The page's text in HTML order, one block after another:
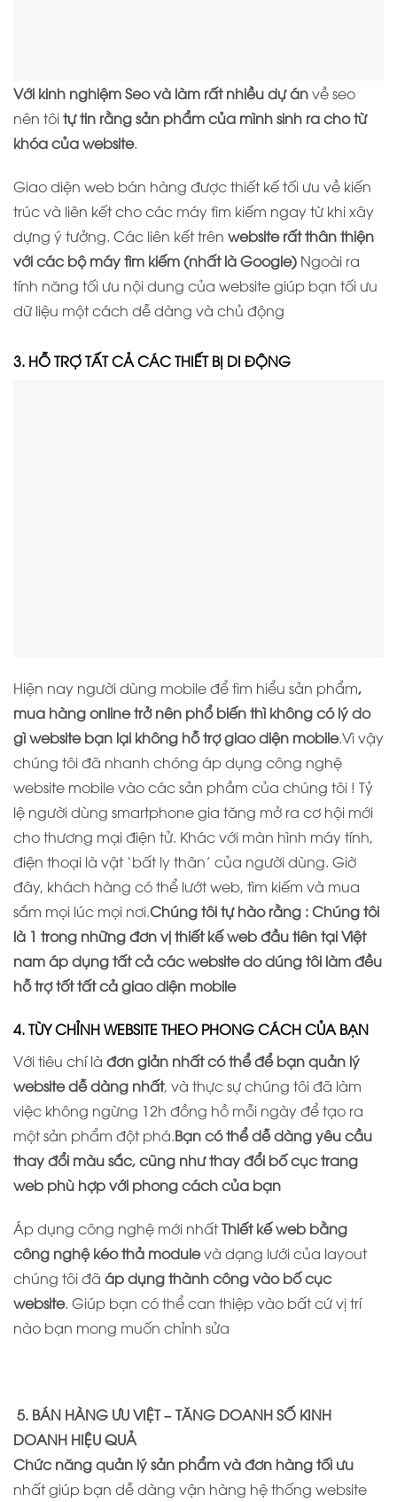
Với kinh nghiệm Seo và làm rất nhiều dự ánvề seo
nên tôitự tin rằng sản phẩm của mình sinh ra cho từ
khóa của website.
Giao diện web bán hàng được thiết kế tối ưu về kiến
trúc và liên kết cho các máy tìm kiếm ngay từ khi xây
dựng ý tưởng. Các liên kết trên website rất thân thiện
với các bộ máy tìm kiếm (nhất là Google) Ngoài ra
tính năng tối ưu nội dung của website giúp bạn tối ưu
dữ liệu một cách dễ dàng và chủ động
3. HỖ TRỢ TẤT CẢ CÁC THIẾT BỊ DI ĐỘNG
Hiện nay người dùng mobile để tìm hiểu sản phẩm,
mua hàng online trở nên phổ biến thì không có lý do
gì website bạn lại không hỗ trợ giao diện mobile.Vì vậy
chúng tôi đã nhanh chóng áp dụng công nghệ
website mobile vào các sản phầm của chúng tôi ! Tỷ
lệ người dùng smartphone gia tăng mở ra cơ hội mới
cho thương mại điện tử. Khác với màn hình máy tính,
điện thoại là vật ‘bất ly thân’ của người dùng. Giờ
đây, khách hàng có thể lướt web, tìm kiếm và mua
sắm mọi lúc mọi nơi.Chúng tôi tự hào rằng : Chúng tôi
là 1 trong những đơn vị thiết kế web đầu tiên tại Việt
nam áp dụng tất cả các website do dúng tôi làm đều
hỗ trợ tốt tất cả giao diện mobile
4. TÙY CHỈNH WEBSITE THEO PHONG CÁCH CỦA BẠN
Với tiêu chí là đơn giản nhất có thể để bạn quản lý
website dễ dàng nhất, và thực sự chúng tôi đã làm
việc không ngừng 12h đồng hồ mỗi ngày để tạo ra
một sản phẩm đột phá.Bạn có thể dễ dàng yêu cầu
thay đổi màu sắc, cũng như thay đổi bố cục trang
web phù hợp với phong cách của bạn
Áp dụng công nghệ mới nhấtThiết kế web bằng
công nghệ kéo thả modulevà dạng lưới của layout
chúng tôi đã áp dụng thành công vào bố cục
website. Giúp bạn có thể can thiệp vào bất cứ vị trí
nào bạn mong muốn chỉnh sửa
5. BÁN HÀNG ƯU VIỆT – TĂNG DOANH SỐ KINH
DOANH HIỆU QUẢ
Chức năng quản lý sản phẩm và đơn hàng tối ưu
nhất giúp bạn dễ dàng vận hàng hệ thống website